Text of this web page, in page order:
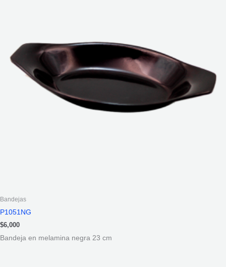
Bandejas
P1051NG
$6,000
Bandeja en melamina negra 23 cm